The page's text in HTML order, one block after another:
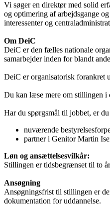
Vi søger en direktør med solid
og optimering af arbejdsgange
interessenter og
Om DeiC
DeiC er den fælles nationale
samarbejder inden for blandt
DeiC er organisatorisk
Du kan læse mere om stillingen i
Har du spørgsmål til jobbet, er
nuværende
partner i Genitor Martin
Løn og ansættelsesvilkår:
Stillingen er tidsbegrænset til to
Ansøgning
Ansøgningsfrist til stillingen er
dokumentation for uddannelse.